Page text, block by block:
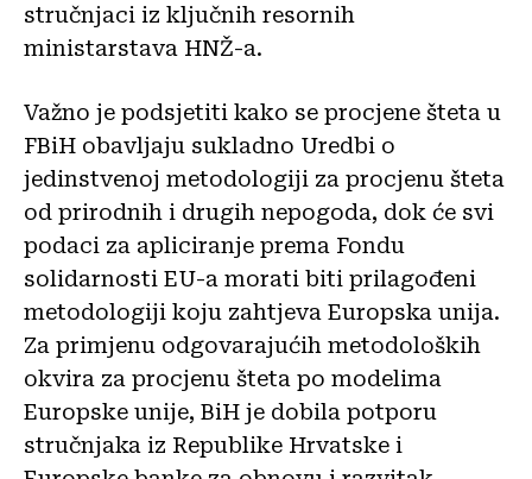
stručnjaci iz ključnih resornih
ministarstava HNŽ-a.
Važno je podsjetiti kako se procjene šteta u
FBiH obavljaju sukladno Uredbi o
jedinstvenoj metodologiji za procjenu šteta
od prirodnih i drugih nepogoda, dok će svi
podaci za apliciranje prema Fondu
solidarnosti EU-a morati biti prilagođeni
metodologiji koju zahtjeva Europska unija.
Za primjenu odgovarajućih metodoloških
okvira za procjenu šteta po modelima
Europske unije, BiH je dobila potporu
stručnjaka iz Republike Hrvatske i